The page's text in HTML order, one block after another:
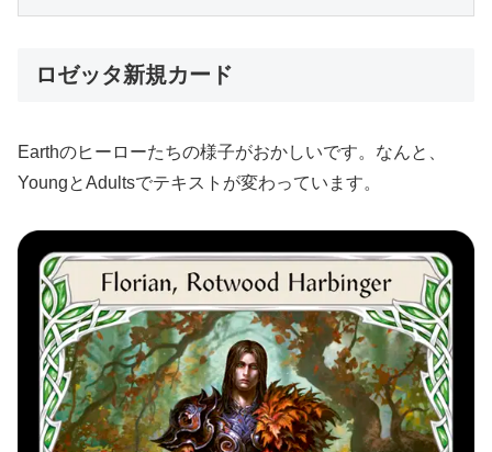
ロゼッタ新規カード
Earthのヒーローたちの様子がおかしいです。なんと、
YoungとAdultsでテキストが変わっています。